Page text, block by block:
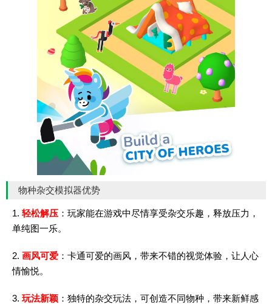
物种杂交模拟器优势
1. 轻松解压 ：玩家能在游戏中尽情享受杂交乐趣，释放压力，
单纯图一乐。
2. 画风可爱 ：卡通可爱的画风，带来不错的视觉体验，让人心
情愉悦。
3. 玩法新颖 ：独特的杂交玩法，可创造不同物种，带来新鲜感